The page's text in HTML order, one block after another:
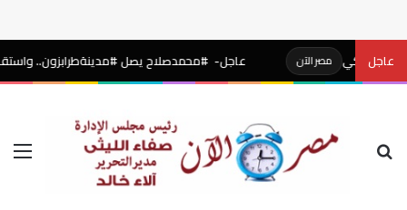
عاجلمصر الآن عاجل- #محمدصلاح يصل #مدينةطرابزون.. واستقبال
بحث عن